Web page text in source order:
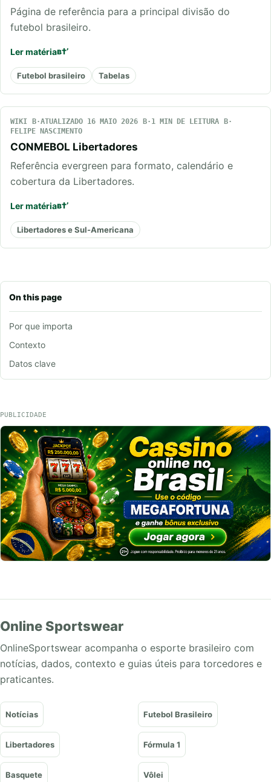
On this page
Por que importa
Contexto
Datos clave
Página de referência para a principal divisão do
futebol brasileiro.
Ler matéria
Futebol brasileiro Tabelas
WIKI ATUALIZADO 16 MAIO 2026
1 MIN DE LEITURA
FELIPE NASCIMENTO
CONMEBOL Libertadores
Referência evergreen para formato, calendário e
cobertura da Libertadores.
Ler matéria
Libertadores e Sul-Americana
PUBLICIDADE
Online Sportswear
OnlineSportswear acompanha o esporte brasileiro com
notícias, dados, contexto e guias úteis para torcedores e
praticantes.
Notícias Futebol Brasileiro
Libertadores Fórmula 1
Basquete Vôlei